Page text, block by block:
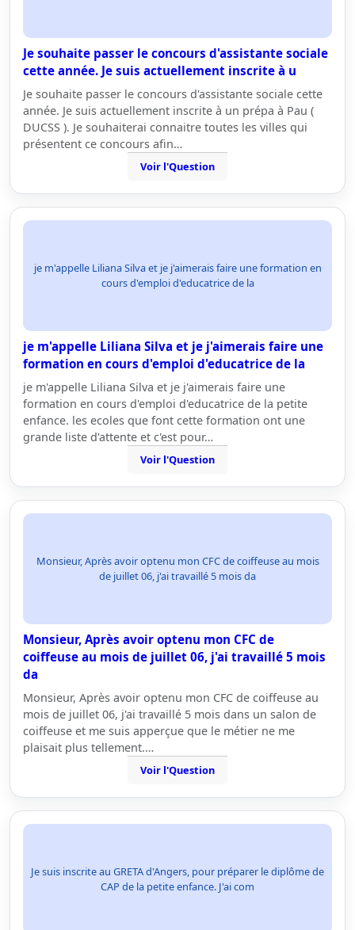
Je souhaite passer le concours d'assistante sociale
cette année. Je suis actuellement inscrite à u
Je souhaite passer le concours d'assistante sociale cette
année. Je suis actuellement inscrite à un prépa à Pau (
DUCSS ). Je souhaiterai connaitre toutes les villes qui
présentent ce concours afin…
Voir l'Question
je m'appelle Liliana Silva et je j'aimerais faire une formation en
cours d'emploi d'educatrice de la
je m'appelle Liliana Silva et je j'aimerais faire une
formation en cours d'emploi d'educatrice de la
je m'appelle Liliana Silva et je j'aimerais faire une
formation en cours d'emploi d'educatrice de la petite
enfance. les ecoles que font cette formation ont une
grande liste d'attente et c'est pour…
Voir l'Question
Monsieur, Après avoir optenu mon CFC de coiffeuse au mois
de juillet 06, j'ai travaillé 5 mois da
Monsieur, Après avoir optenu mon CFC de
coiffeuse au mois de juillet 06, j'ai travaillé 5 mois
da
Monsieur, Après avoir optenu mon CFC de coiffeuse au
mois de juillet 06, j'ai travaillé 5 mois dans un salon de
coiffeuse et me suis apperçue que le métier ne me
plaisait plus tellement.…
Voir l'Question
Je suis inscrite au GRETA d'Angers, pour préparer le diplôme de
CAP de la petite enfance. J'ai com